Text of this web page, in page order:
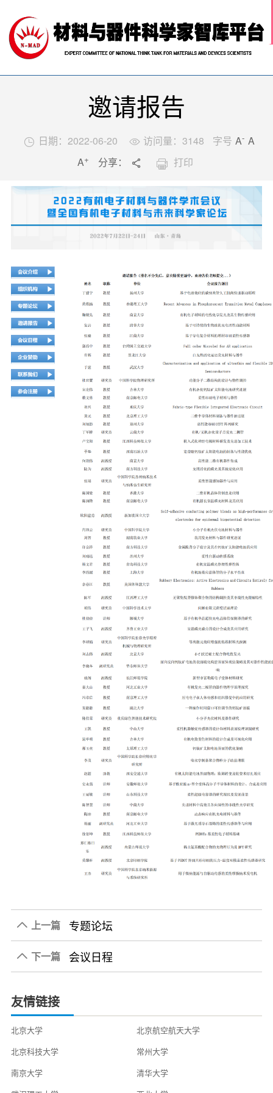

网站首页
关于我们
科技前沿
材料智库
行业推荐
邀请报告
 日期：2022-06-20  访问量： 3148 字号 A- A
A+ 分享：   打印

返回列表
 上一篇 专题论坛
 下一篇 会议日程
友情链接
北京大学
北京航空航天大学
北京科技大学
常州大学
南京大学
清华大学